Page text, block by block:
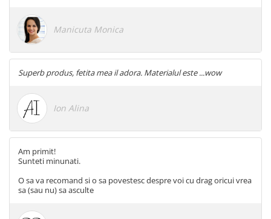
Manicuta Monica
Superb produs, fetita mea il adora. Materialul este ...wow
Ion Alina
Am primit!
Sunteti minunati.
O sa va recomand si o sa povestesc despre voi cu drag oricui vrea
sa (sau nu) sa asculte